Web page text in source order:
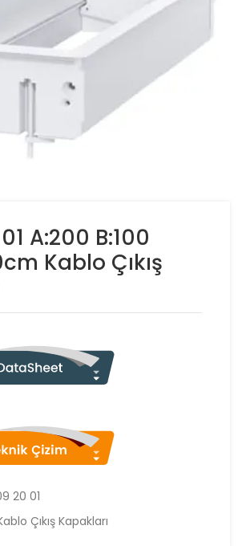
A:200 B:100
Kablo Çıkış
20 01
Çıkış Kapakları